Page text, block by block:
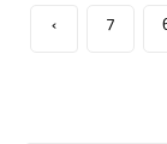
7
›